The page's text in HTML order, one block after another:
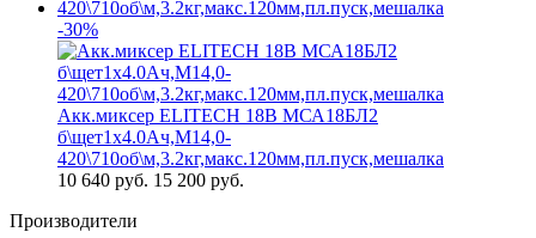
-30%
Акк.миксер ELITECH 18В МСА18БЛ2
б\щет1х4.0Ач,М14,0-
420\710об\м,3.2кг,макс.120мм,пл.пуск,мешалка
10 640 руб. 15 200 руб.
Производители